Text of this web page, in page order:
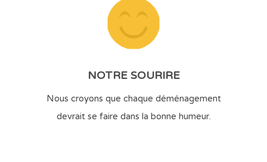
NOTRE SOURIRE
Nous croyons que chaque déménagement
devrait se faire dans la bonne humeur.